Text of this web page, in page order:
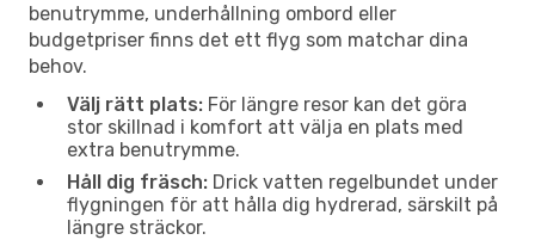
benutrymme, underhållning ombord eller
budgetpriser finns det ett flyg som matchar dina
behov.
Välj rätt plats: För längre resor kan det göra
stor skillnad i komfort att välja en plats med
extra benutrymme.
Håll dig fräsch: Drick vatten regelbundet under
flygningen för att hålla dig hydrerad, särskilt på
längre sträckor.